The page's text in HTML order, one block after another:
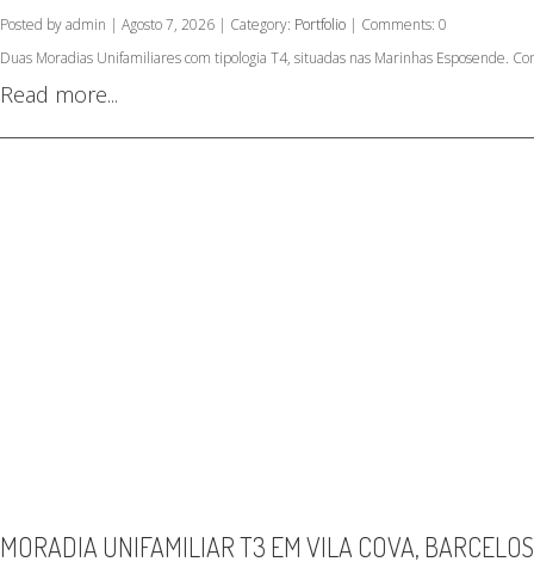
Posted by admin | Agosto 7, 2026 | Category: Portfolio | Comments: 0
Duas Moradias Unifamiliares com tipologia T4, situadas nas Marinhas Esposende.
Read more...
MORADIA UNIFAMILIAR T3 EM VILA COVA,